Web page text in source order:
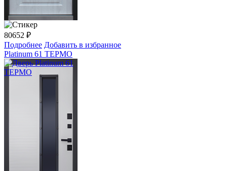
80652 ₽
Подробнее Добавить в избранное
Platinum 61 ТЕРМО